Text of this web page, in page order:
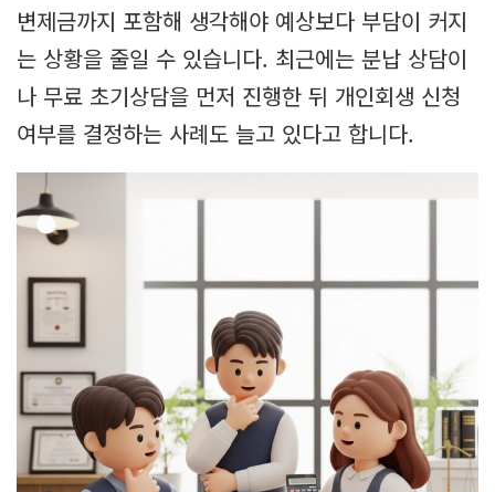
변제금까지 포함해 생각해야 예상보다 부담이 커지
는 상황을 줄일 수 있습니다. 최근에는 분납 상담이
나 무료 초기상담을 먼저 진행한 뒤 개인회생 신청
여부를 결정하는 사례도 늘고 있다고 합니다.